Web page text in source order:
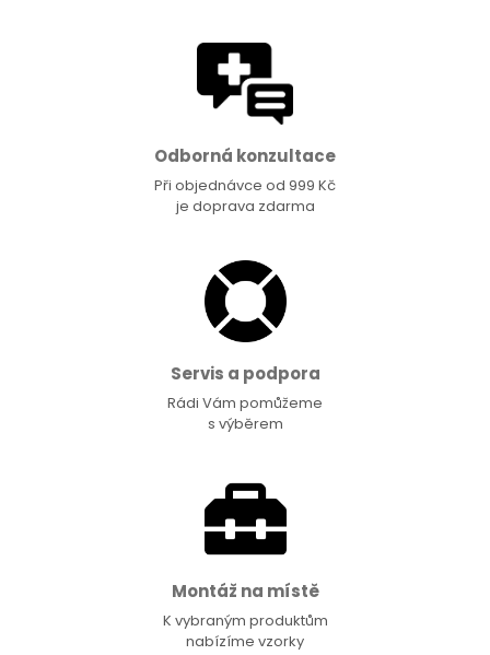
Odborná konzultace
Při objednávce od 999 Kč
je doprava zdarma
Servis a podpora
Rádi Vám pomůžeme
s výběrem
Montáž na místě
K vybraným produktům
nabízíme vzorky